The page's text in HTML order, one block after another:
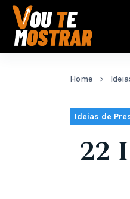
Pular
para
conteúdo
Home
Ideias de
22